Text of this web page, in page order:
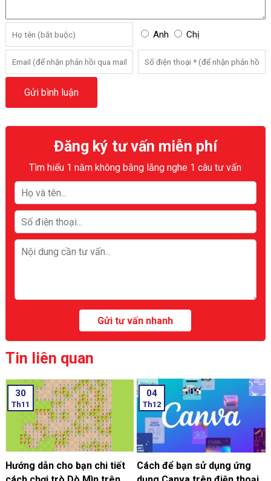
Anh Chị
Đăng ký tư vấn miễn phí
Tìm hiểu 1 năm không bằng lắng nghe 1 câu tư vấn
Tin liên quan
30
Th11
Hướng dẫn cho bạn chi tiết
04
Th12
Cách để bạn sử dụng ứng